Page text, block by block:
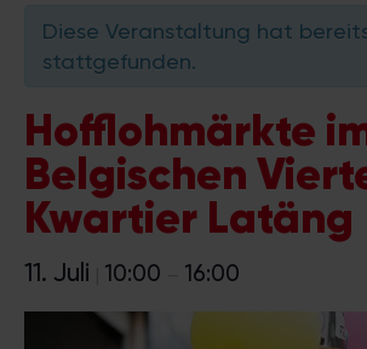
Diese Veranstaltung hat
stattgefunden.
Hofflohmärkte
Belgischen
Kwartier Latäng
11. Juli 10:00 16:00